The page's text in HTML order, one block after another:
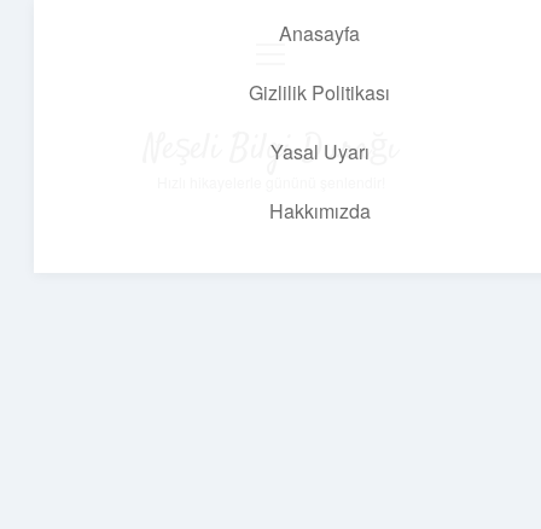
Anasayfa
Gizlilik Politikası
Yasal Uyarı
Hakkımızda
Neşeli Bilgi Durağı